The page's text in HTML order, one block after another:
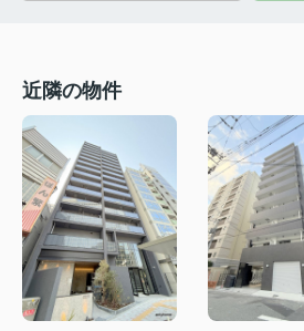
近隣の物件